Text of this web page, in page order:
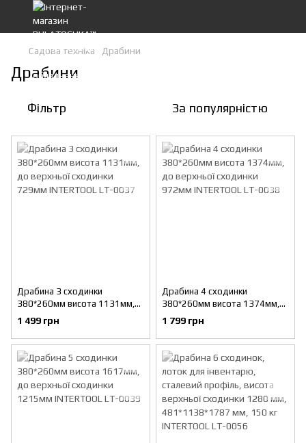
Садова техніка Драбини
Драбини
Фільтр За популярністю
Драбина 3 сходинки
380*260мм висота 1131мм,
до верхньої сходинки 729мм
INTERTOOL LT-0037
1 499 грн
Драбина 4 сходинки
380*260мм висота 1374мм,
до верхньої сходинки 972мм
INTERTOOL LT-0038
1 799 грн